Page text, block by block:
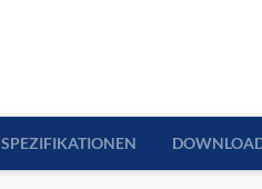
SPEZIFIKATIONEN